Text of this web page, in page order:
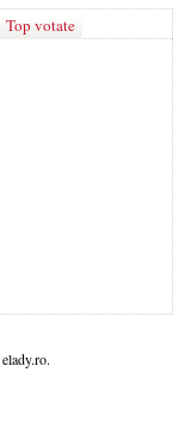
Top votate
elady.ro.